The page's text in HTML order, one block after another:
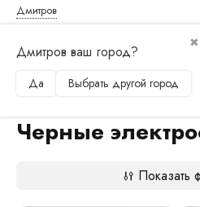
Дмитров
✖
Дмитров ваш город?
Да Выбрать другой город
Главная Электросамокаты
Черные
Показать
Продолжить